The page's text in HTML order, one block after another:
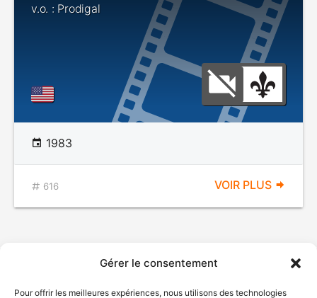
Gérer le consentement
Pour offrir les meilleures expériences, nous utilisons des technologies
v.o. : Prodigal
1983
616 VOIR PLUS